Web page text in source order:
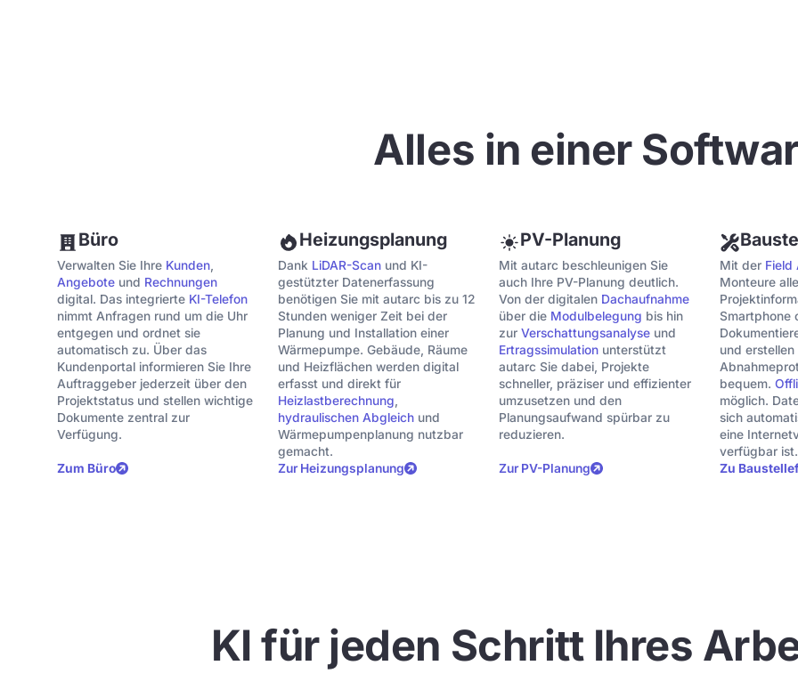
Alles in einer
Büro
Verwalten Sie Ihre Kunden,
Angebote und Rechnungen
digital. Das integrierte KI-Telefon
nimmt Anfragen rund um die Uhr
entgegen und ordnet sie
automatisch zu. Über das
Kundenportal informieren Sie Ihre
Auftraggeber jederzeit über den
Projektstatus und stellen wichtige
Dokumente zentral zur
Verfügung.
Zum Büro
Heizungsplanung
Dank LiDAR-Scan und KI-
gestützter Datenerfassung
benötigen Sie mit autarc bis zu 12
Stunden weniger Zeit bei der
Planung und Installation einer
Wärmepumpe. Gebäude, Räume
und Heizflächen werden digital
erfasst und direkt für
Heizlastberechnung,
hydraulischen Abgleich und
Wärmepumpenplanung nutzbar
gemacht.
Zur Heizungsplanung
PV-Planung
Mit autarc beschleunigen Sie
auch Ihre PV-Planung deutlich.
Von der digitalen Dachaufnahme
über die Modulbelegung bis hin
zur Verschattungsanalyseund
Ertragssimulationunterstützt
autarc Sie dabei, Projekte
schneller, präziser und effizienter
umzusetzen und den
Planungsaufwand spürbar zu
reduzieren.
Zur PV-Planung
Mit der Field
Monteure alle
Smartphone
und erstellen
bequem.
möglich.
sich
eine
verfügbar ist.
Zu
KI für jeden Schritt Ihres